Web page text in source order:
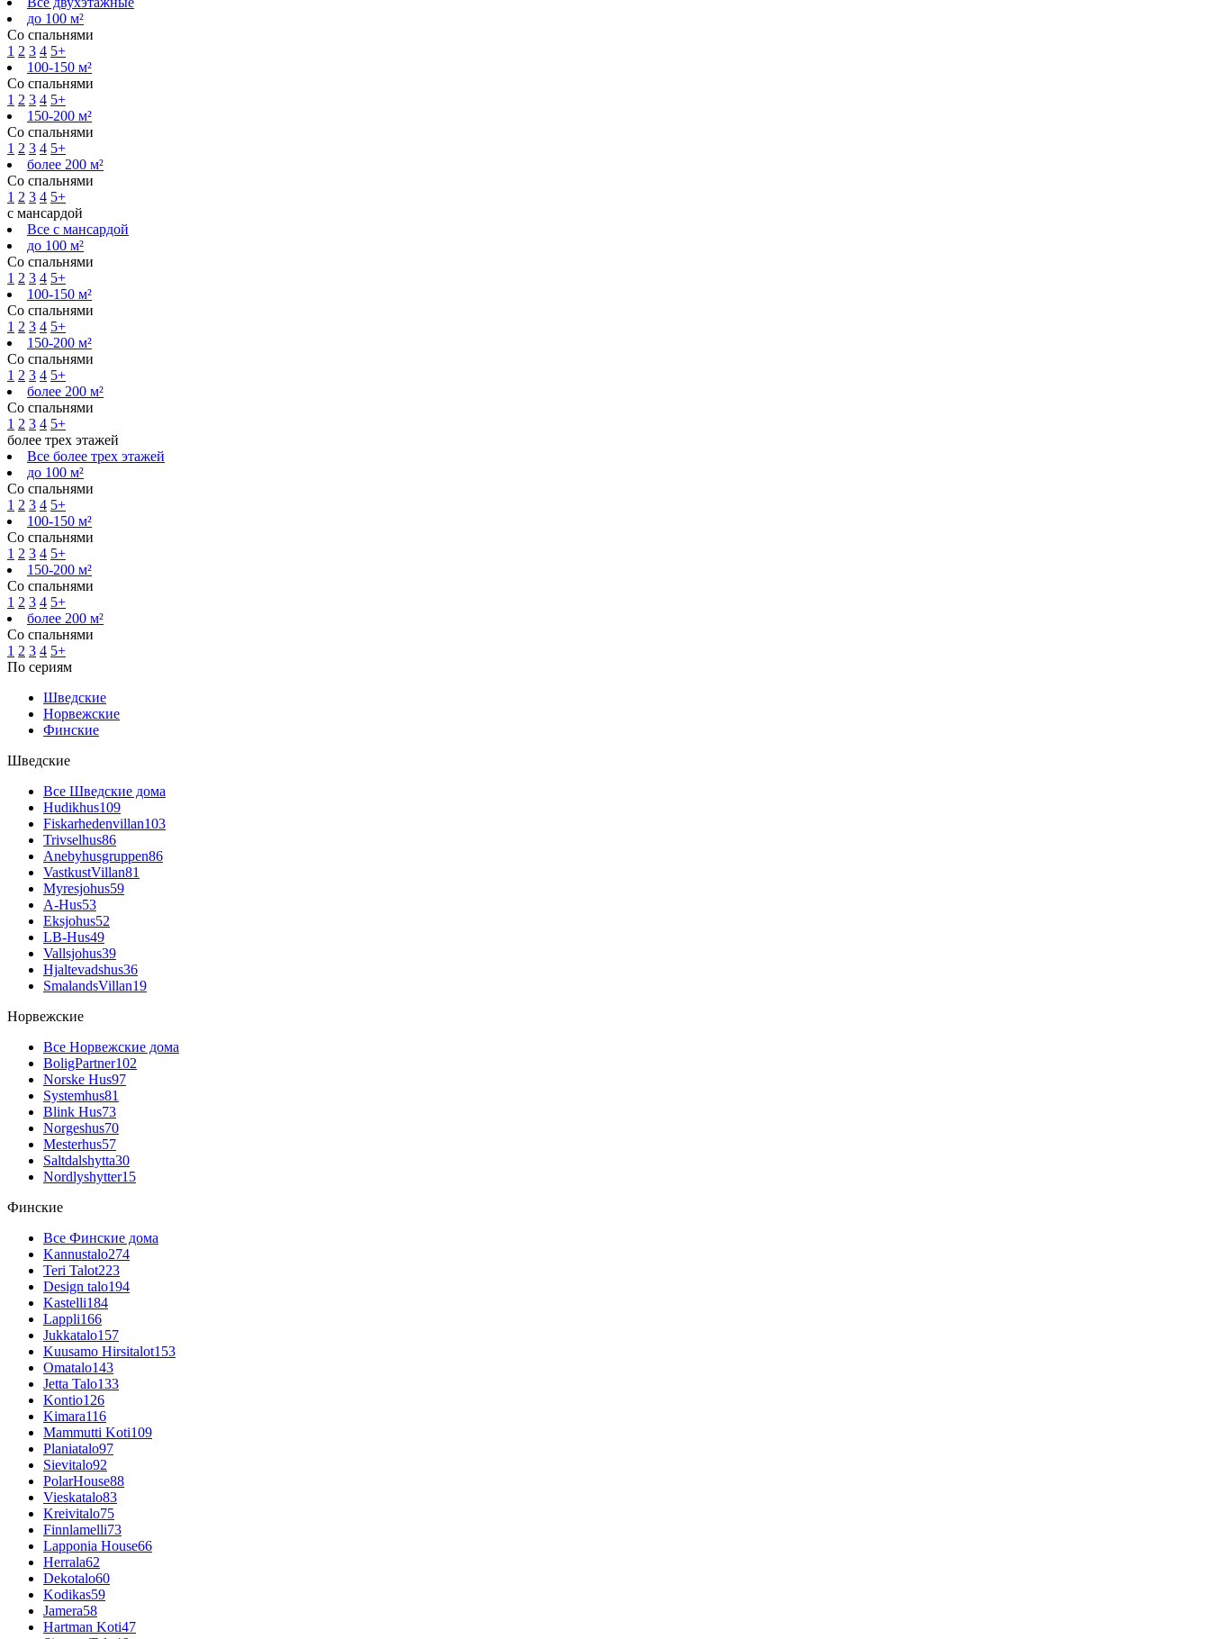
до 100 м²
Со спальнями
1 2 3 4 5+
100-150 м²
Со спальнями
1 2 3 4 5+
150-200 м²
Со спальнями
1 2 3 4 5+
более 200 м²
Со спальнями
1 2 3 4 5+
с мансардой
Все с мансардой
до 100 м²
Со спальнями
1 2 3 4 5+
100-150 м²
Со спальнями
1 2 3 4 5+
150-200 м²
Со спальнями
1 2 3 4 5+
более 200 м²
Со спальнями
1 2 3 4 5+
более трех этажей
Все более трех этажей
до 100 м²
Со спальнями
1 2 3 4 5+
100-150 м²
Со спальнями
1 2 3 4 5+
150-200 м²
Со спальнями
1 2 3 4 5+
более 200 м²
Со спальнями
1 2 3 4 5+
По сериям
Шведские
Норвежские
Финские
Шведские
Все Шведские дома
Hudikhus109
Fiskarhedenvillan103
Trivselhus86
Anebyhusgruppen86
VastkustVillan81
Myresjohus59
A-Hus53
Eksjohus52
LB-Hus49
Vallsjohus39
Hjaltevadshus36
SmalandsVillan19
Норвежские
Все Норвежские дома
BoligPartner102
Norske Hus97
Systemhus81
Blink Hus73
Norgeshus70
Mesterhus57
Saltdalshytta30
Nordlyshytter15
Финские
Все Финские дома
Kannustalo274
Teri Talot223
Design talo194
Kastelli184
Lappli166
Jukkatalo157
Kuusamo Hirsitalot153
Omatalo143
Jetta Talo133
Kontio126
Kimara116
Mammutti Koti109
Planiatalo97
Sievitalo92
PolarHouse88
Vieskatalo83
Kreivitalo75
Finnlamelli73
Lapponia House66
Herrala62
Dekotalo60
Kodikas59
Jamera58
Hartman Koti47